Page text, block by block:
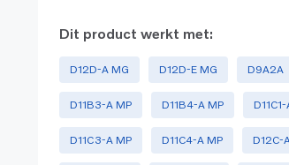
Dit product werkt met:
D12D-A MG D12D-E MG D9A2A
D11B3-A MP D11B4-A MP
D11C3-A MP D11C4-A MP D12C-